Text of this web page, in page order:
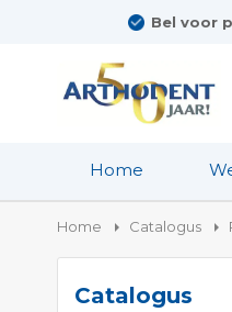
Bel voor
Home
Home Catalogus
Catalogus